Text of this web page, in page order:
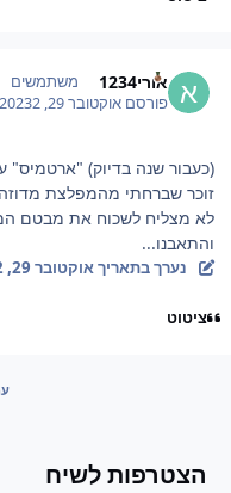
אורי1234 משתמשים
פורסםאוקטובר 29, 2023 2 שנים
(כעבור שנה בדיוק)
זוכר שברחתי מהמפלצת מדוזה
לא מצליח לשכוח את מבטם
והתאבנו...
נערך בתאריךאוקטובר 29, 2023 2
ציטוט
הצטרפות לשיח